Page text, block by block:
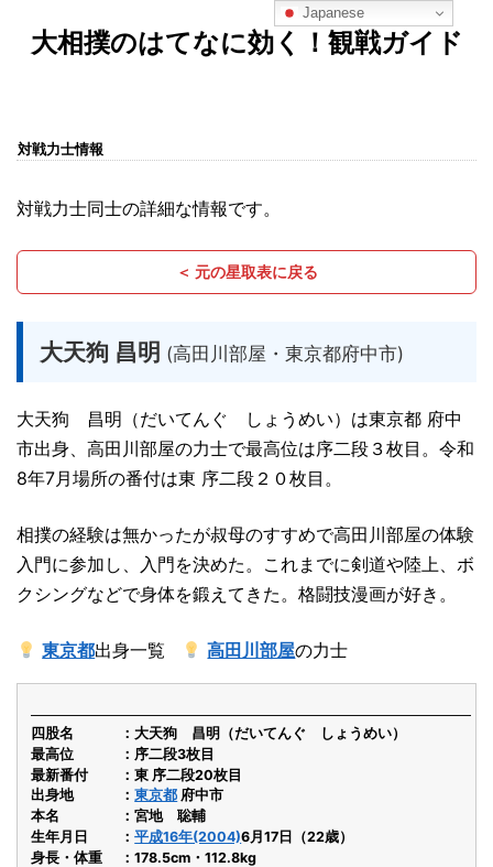
大相撲のはてなに効く！観戦ガイド
対戦力士情報
対戦力士同士の詳細な情報です。
＜ 元の星取表に戻る
大天狗 昌明 (高田川部屋・東京都府中市)
大天狗 昌明（だいてんぐ しょうめい）は東京都 府中
市出身、高田川部屋の力士で最高位は序二段３枚目。令和
8年7月場所の番付は東 序二段２０枚目。
相撲の経験は無かったが叔母のすすめで高田川部屋の体験
入門に参加し、入門を決めた。これまでに剣道や陸上、ボ
クシングなどで身体を鍛えてきた。格闘技漫画が好き。
東京都出身一覧 高田川部屋の力士
四股名
大天狗 昌明（だいてんぐ しょうめい）
最高位
序二段3枚目
最新番付
東 序二段20枚目
出身地
東京都 府中市
本名
宮地 聡輔
生年月日
平成16年(2004)6月17日（22歳）
身長・体重
178.5cm・112.8kg
Japanese